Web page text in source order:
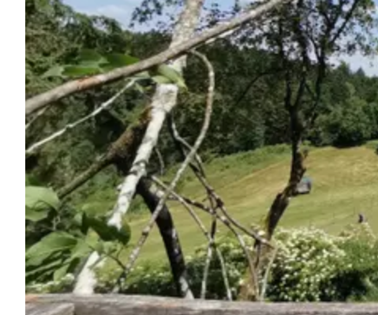
Ispirazione fotografica
Suggerimenti e ispirazione
Storie dall'Hinterland
Buoni
Chi siamo
Negozio
Contatti
Select language